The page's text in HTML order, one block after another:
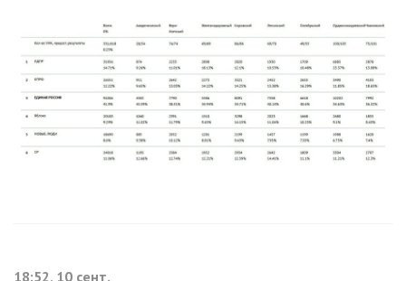
18:52, 10 сент.